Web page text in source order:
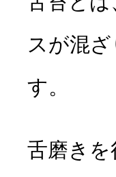
スが混
す。
舌磨き